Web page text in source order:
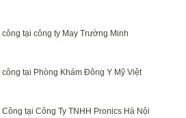
công tại công ty May Trường Minh
công tại Phòng Khám Đông Y Mỹ Việt
tại Công Ty TNHH Pronics Hà Nội